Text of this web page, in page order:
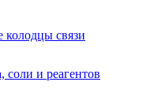
колодцы связи
соли и реагентов